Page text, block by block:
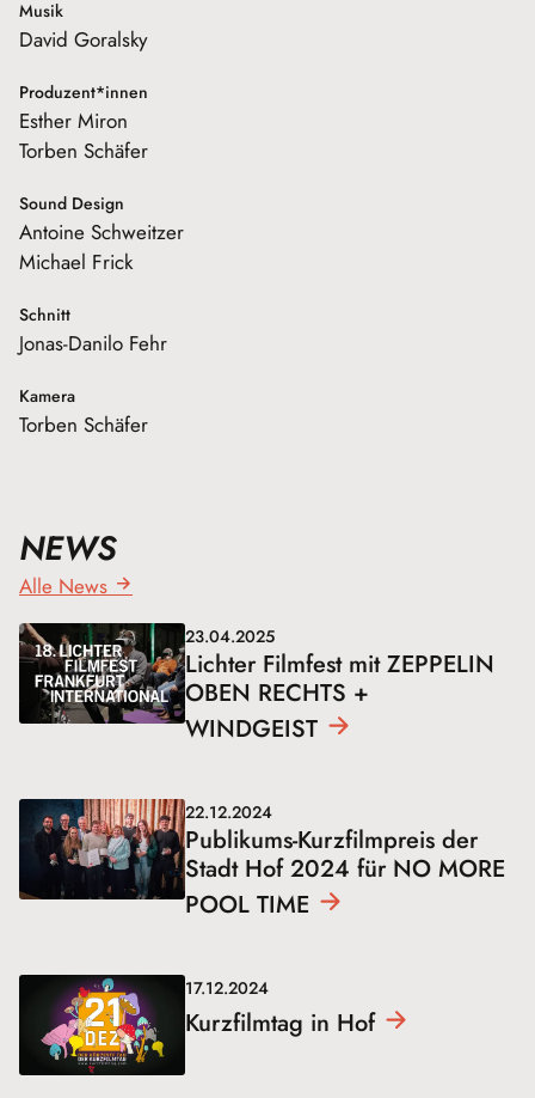
Musik
David Goralsky
Produzent*innen
Esther Miron
Torben Schäfer
Sound Design
Antoine Schweitzer
Michael Frick
Schnitt
Jonas-Danilo Fehr
Kamera
Torben Schäfer
NEWS
Alle News
23.04.2025
Lichter Filmfest mit ZEPPELIN
OBEN RECHTS +
WINDGEIST
22.12.2024
Publikums-Kurzfilmpreis der
Stadt Hof 2024 für NO MORE
POOL TIME
17.12.2024
Kurzfilmtag in Hof